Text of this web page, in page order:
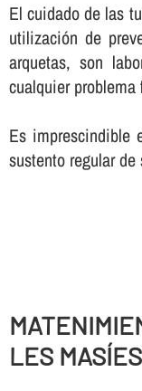
El cuidado de las
utilización de
arquetas, son
cualquier problema
Es imprescindible
sustento regular
LES